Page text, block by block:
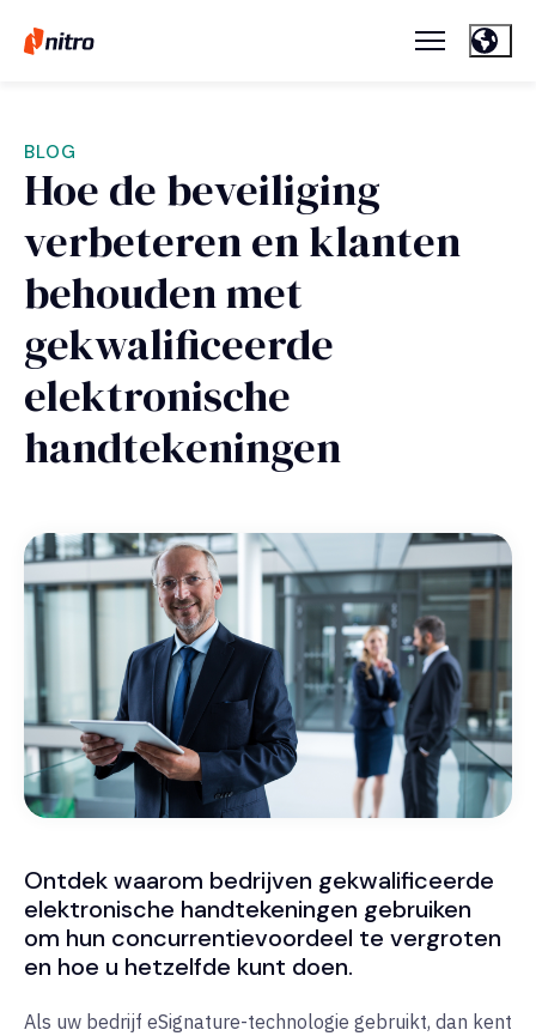
BLOG
Hoe de beveiliging
verbeteren en klanten
behouden met
gekwalificeerde
elektronische
handtekeningen
Ontdek waarom bedrijven gekwalificeerde
elektronische handtekeningen gebruiken
om hun concurrentievoordeel te vergroten
en hoe u hetzelfde kunt doen.
Als uw bedrijf eSignature-technologie gebruikt, dan kent